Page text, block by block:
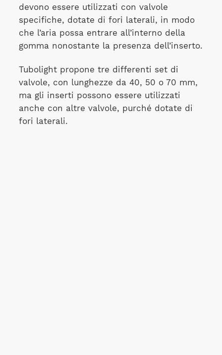
devono essere utilizzati con valvole
specifiche, dotate di fori laterali, in modo
che l’aria possa entrare all’interno della
gomma nonostante la presenza dell’inserto.
Tubolight propone tre differenti set di
valvole, con lunghezze da 40, 50 o 70 mm,
ma gli inserti possono essere utilizzati
anche con altre valvole, purché dotate di
fori laterali.